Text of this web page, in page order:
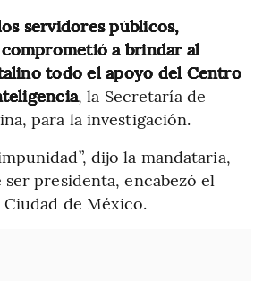
servidores públicos,
comprometió a brindar al
todo el apoyo del Centro
, la Secretaría de
para la investigación.
dijo la mandataria,
presidenta, encabezó el
de México.